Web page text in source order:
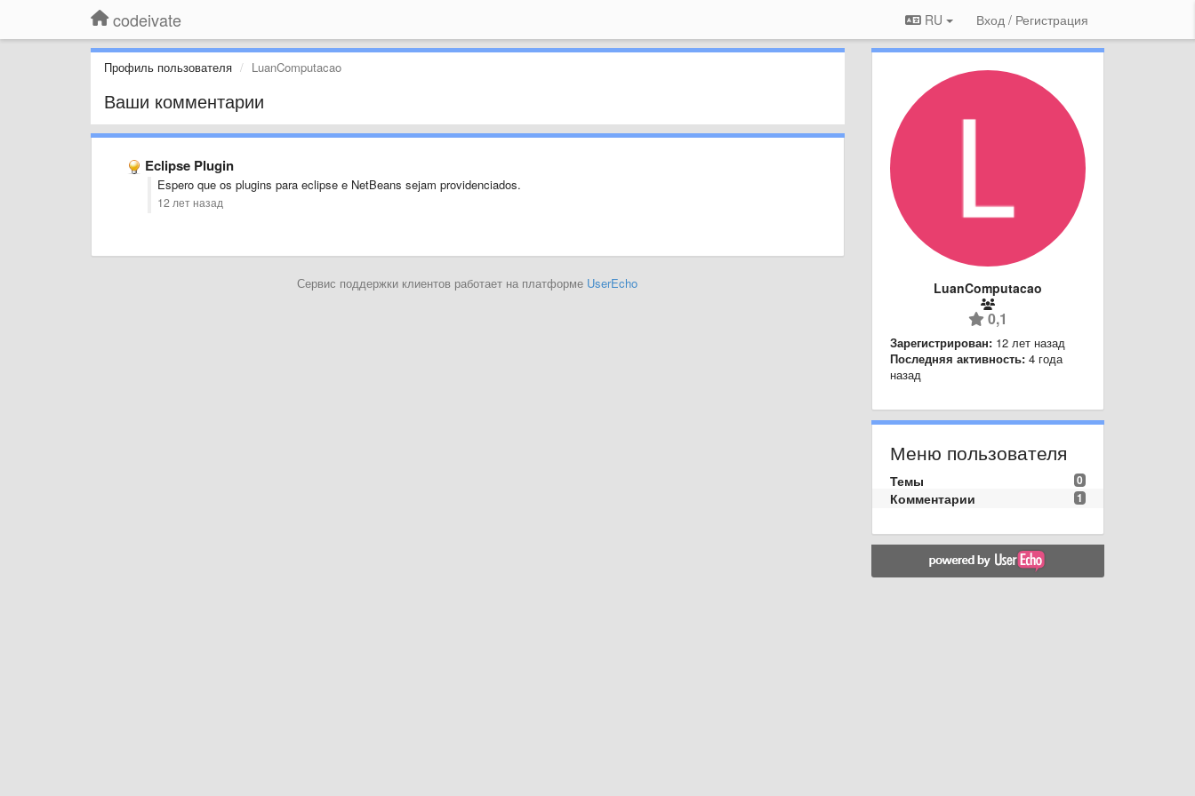
codeivate RU Вход / Регистрация
Профиль пользователя LuanComputacao
Ваши комментарии
Eclipse Plugin
Espero que os plugins para eclipse e NetBeans sejam providenciados.
12 лет назад
Сервис поддержки клиентов работает на платформе UserEcho LuanComputacao
0,1
Зарегистрирован: 12 лет назад
Последняя активность: 4 года
назад
Меню пользователя
0
Темы
1
Комментарии